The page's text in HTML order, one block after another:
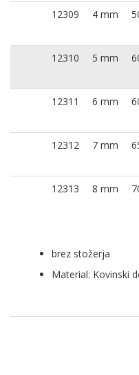
12309 4 mm
12310 5 mm
12311 6 mm
12312 7 mm
12313 8 mm
brez stožerja
Material: Kovinski